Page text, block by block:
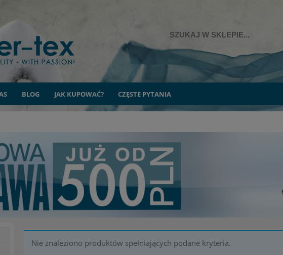
BLOG JAK KUPOWAĆ? CZĘSTE PYTANIA
Nie znaleziono produktów spełniających podane kryteria.